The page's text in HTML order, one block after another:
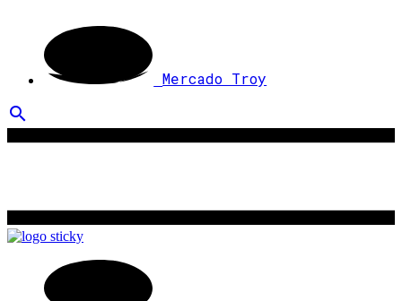
Mercado Troy
search